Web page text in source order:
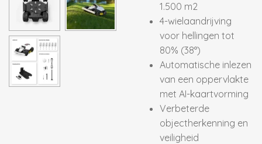
1.500 m2
4-wielaandrijving
voor hellingen tot
80% (38°)
Automatische inlezen
van een oppervlakte
met AI-kaartvorming
Verbeterde
objectherkenning en
veiligheid